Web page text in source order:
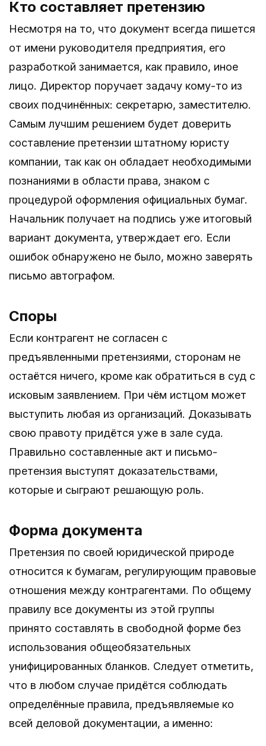
Кто составляет претензию
Несмотря на то, что документ всегда пишется
от имени руководителя предприятия, его
разработкой занимается, как правило, иное
лицо. Директор поручает задачу кому-то из
своих подчинённых: секретарю, заместителю.
Самым лучшим решением будет доверить
составление претензии штатному юристу
компании, так как он обладает необходимыми
познаниями в области права, знаком с
процедурой оформления официальных бумаг.
Начальник получает на подпись уже итоговый
вариант документа, утверждает его. Если
ошибок обнаружено не было, можно заверять
письмо автографом.
Споры
Если контрагент не согласен с
предъявленными претензиями, сторонам не
остаётся ничего, кроме как обратиться в суд с
исковым заявлением. При чём истцом может
выступить любая из организаций. Доказывать
свою правоту придётся уже в зале суда.
Правильно составленные акт и письмо-
претензия выступят доказательствами,
которые и сыграют решающую роль.
Форма документа
Претензия по своей юридической природе
относится к бумагам, регулирующим правовые
отношения между контрагентами. По общему
правилу все документы из этой группы
принято составлять в свободной форме без
использования общеобязательных
унифицированных бланков. Следует отметить,
что в любом случае придётся соблюдать
определённые правила, предъявляемые ко
всей деловой документации, а именно: